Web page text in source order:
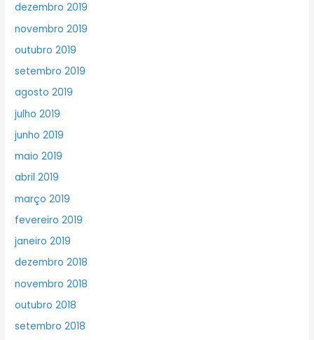
dezembro 2019
novembro 2019
outubro 2019
setembro 2019
agosto 2019
julho 2019
junho 2019
maio 2019
abril 2019
março 2019
fevereiro 2019
janeiro 2019
dezembro 2018
novembro 2018
outubro 2018
setembro 2018